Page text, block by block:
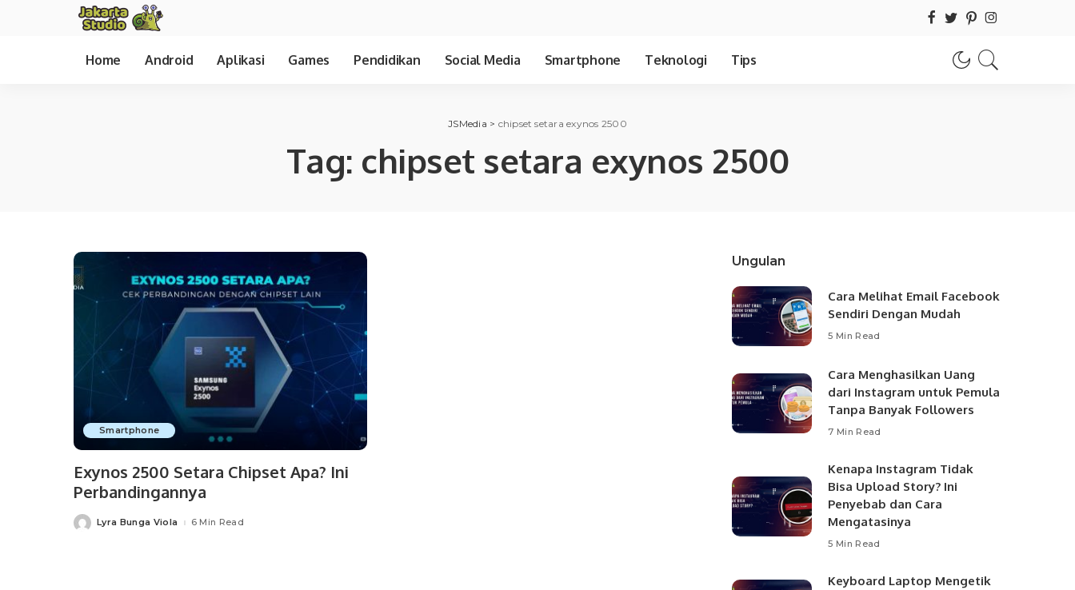
Home Android Aplikasi Games Pendidikan Social Media Smartphone Teknologi Tips
JSMedia > chipset setara exynos 2500
Tag: chipset setara exynos 2500
Smartphone
Exynos 2500 Setara Chipset Apa? Ini
Perbandingannya
PostedLyra Bunga Viola 6 Min Read
Ungulan
Cara Melihat Email Facebook
Sendiri Dengan Mudah
5 Min Read
Cara Menghasilkan Uang
dari Instagram untuk Pemula
Tanpa Banyak Followers
7 Min Read
Kenapa Instagram Tidak
Bisa Upload Story? Ini
Penyebab dan Cara
Mengatasinya
5 Min Read
Keyboard Laptop Mengetik